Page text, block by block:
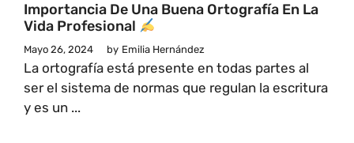
Importancia De Una Buena Ortografía En La
Vida Profesional
Mayo 26, 2024 by Emilia Hernández
La ortografía está presente en todas partes al
ser el sistema de normas que regulan la escritura
y es un ...